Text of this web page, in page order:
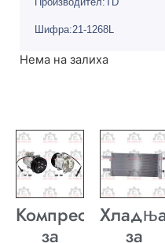
Шифра:21-1268L
Нема на залиха
Компресор
за за